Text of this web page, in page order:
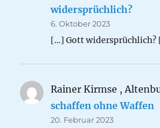
widersprüchlich?
6. Oktober 2023
[…] Gott widersprüchlich?
Rainer Kirmse ,
schaffen ohne Waffen
20. Februar 2023